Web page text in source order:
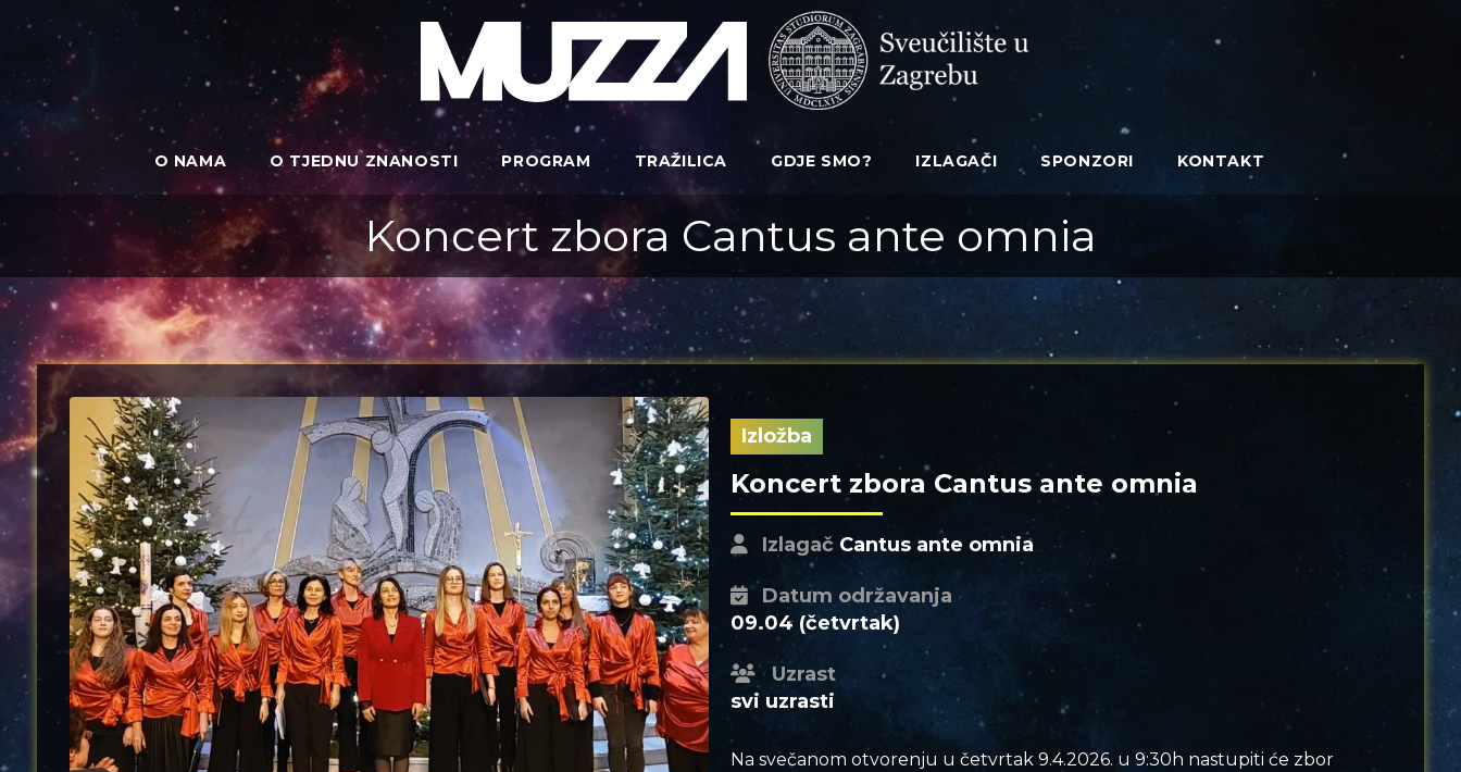
O NAMA O TJEDNU ZNANOSTI PROGRAM TRAŽILICA GDJE SMO? IZLAGAČI SPONZORI KONTAKT
Koncert zbora Cantus ante omnia
Izložba
Koncert zbora Cantus ante omnia
Izlagač Cantus ante omnia
Datum održavanja
09.04 (četvrtak)
Uzrast
svi uzrasti
Na svečanom otvorenju u četvrtak 9.4.2026. u 9:30h nastupiti će zbor